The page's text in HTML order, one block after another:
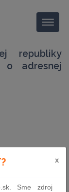
Menu
republiky
o adresnej
x
Sme zdroj